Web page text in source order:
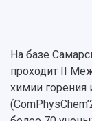
Рейтинги
Руководство
События
СМИ об
Почему я
Формы
Научно-
Основные
Конкурс на
работников
На базе
проходит II
химии горения